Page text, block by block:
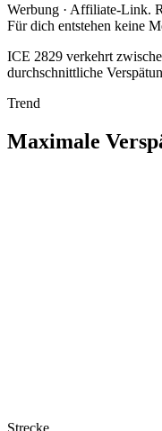
Werbung · Affiliate-Link.
Für dich entstehen keine
ICE 2829 verkehrt
durchschnittliche
Trend
Maximale
Strecke